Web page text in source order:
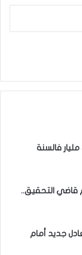
أيت منا: “الوداد اليوم عايشة بسبابي وخسرت 20 مليار فالسنة
قاضي التحقيق..
جديد أمام